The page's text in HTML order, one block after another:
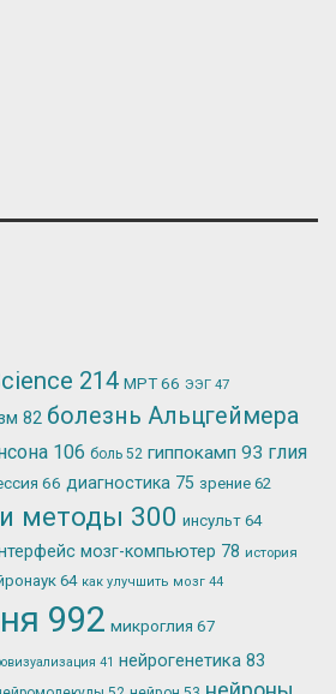
214 МРТ66 ЭЭГ 47
82 болезнь Альцгеймера
106 боль 52 гиппокамп 93 глия
66 диагностика 75 зрение 62
методы 300 инсульт 64
мозг-компьютер 78 история
64 как улучшить мозг 44
992 микроглия 67
41 нейрогенетика 83